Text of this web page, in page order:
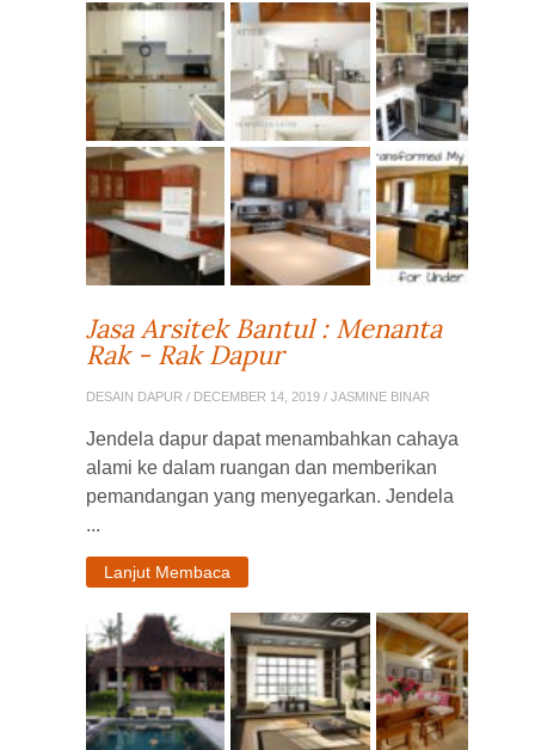
Jasa Arsitek Bantul : Menanta
Rak - Rak Dapur
DESAIN DAPUR / DECEMBER 14, 2019 / JASMINE BINAR
Jendela dapur dapat menambahkan cahaya
alami ke dalam ruangan dan memberikan
pemandangan yang menyegarkan. Jendela
...
Lanjut Membaca